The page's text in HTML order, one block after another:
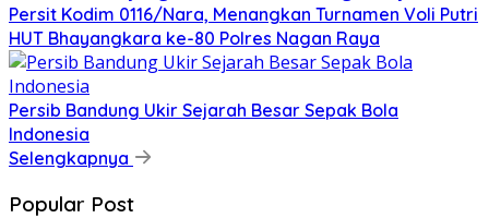
Persit Kodim 0116/Nara, Menangkan Turnamen Voli Putri
HUT Bhayangkara ke-80 Polres Nagan Raya
Persib Bandung Ukir Sejarah Besar Sepak Bola
Indonesia
Selengkapnya
Popular Post